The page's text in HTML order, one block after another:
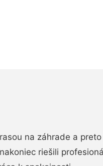
na záhrade a
riešili